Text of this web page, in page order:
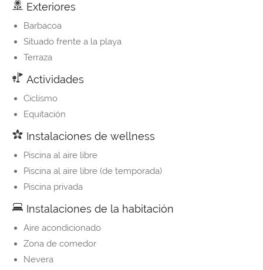
Exteriores
Barbacoa
Situado frente a la playa
Terraza
Actividades
Ciclismo
Equitación
Instalaciones de wellness
Piscina al aire libre
Piscina al aire libre (de temporada)
Piscina privada
Instalaciones de la habitación
Aire acondicionado
Zona de comedor
Nevera